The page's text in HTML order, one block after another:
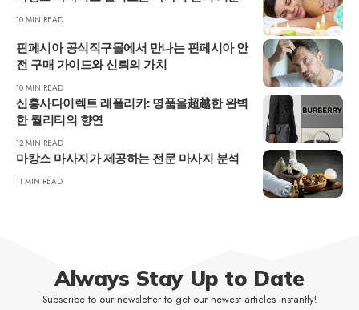
10 MIN READ
핀페시아 공식직구몰에서 만나는 핀페시아 안
전 구매 가이드와 신뢰의 가치
10 MIN READ
신흥사다이렉트 레플리카: 명품을超越한 완벽
한 퀄리티의 향연
12 MIN READ
마캉스 마사지가 제공하는 전문 마사지 분석
11 MIN READ
Always Stay Up to Date
Subscribe to our newsletter to get our newest articles instantly!